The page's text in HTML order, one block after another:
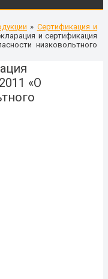
» Сертификация и
и сертификация
низковольтного
«О